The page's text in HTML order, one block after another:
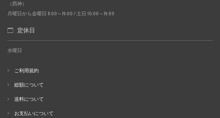
（西神）
月曜日から金曜日 11:00～19:00 / 土日 10:00～19:00
定休日
水曜日
ご利用規約
総額について
送料について
お支払いについて